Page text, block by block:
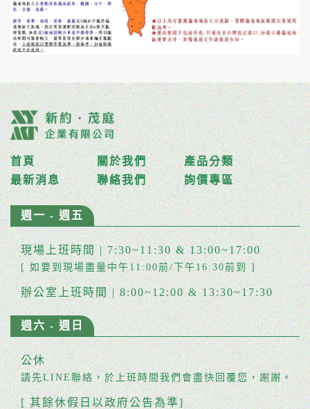
首頁 關於我們
產品分類
最新消息
聯絡我們 詢價專區
週一 - 週五
現場上班時間 | 7:30~11:30 & 13:00~17:00
[ 如要到現場盡量中午11:00前/下午16:30前到 ]
辦公室上班時間 | 8:00~12:00 & 13:30~17:30
週六 - 週日
公休
請先LINE聯絡，於上班時間我們會盡快回覆您，謝謝。
[ 其餘休假日以政府公告為準]